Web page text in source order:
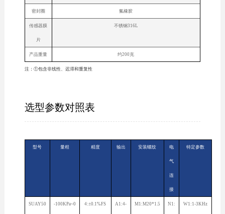
密封圈 氟橡胶
传感器膜
片
不锈钢316L
产品重量 约200克
注：①包含非线性、迟滞和重复性
选型参数对照表
型号 量程 精度 输出 安装螺纹 电
气
连
接
特定参数
SUAY50 -100KPa~0 4:±0.1%FS A1:4- M1:M20*1.5 N1: W1:1-3KHz